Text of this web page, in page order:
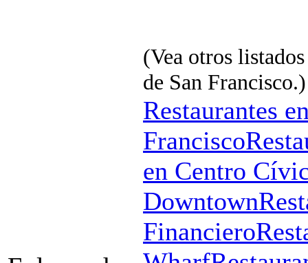
(Vea otros
de San Francisco.)
Restaurantes
Francisco
en Centro
Downtown
Financiero